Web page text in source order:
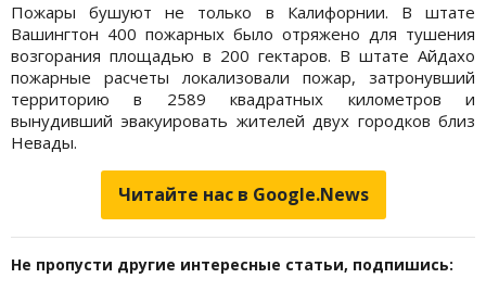
Пожары бушуют не только в Калифорнии. В штате
Вашингтон 400 пожарных было отряжено для тушения
возгорания площадью в 200 гектаров. В штате Айдахо
пожарные расчеты локализовали пожар, затронувший
территорию в 2589 квадратных километров и
вынудивший эвакуировать жителей двух городков близ
Невады.
Читайте нас в Google.News
Не пропусти другие интересные статьи, подпишись: